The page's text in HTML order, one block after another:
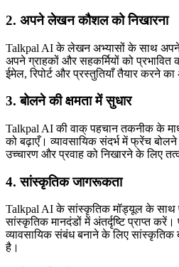
2. अपने लेखन कौशल को निखारना
Talkpal AI के लेखन अभ्यासों के साथ अपने
अपने ग्राहकों और सहकर्मियों को
ईमेल, रिपोर्ट और प्रस्तुतियाँ तैयार करने
3. बोलने की क्षमता में सुधार
Talkpal AI की वाक् पहचान तकनीक के
को बढ़ाएँ। व्यावसायिक संदर्भ में फ्रेंच
उच्चारण और प्रवाह को निखारने के लिए
4. सांस्कृतिक जागरूकता
Talkpal AI के सांस्कृतिक मॉड्यूल के साथ
सांस्कृतिक मानदंडों में अंतर्दृष्टि प्राप्त
व्यावसायिक संबंध बनाने के लिए सांस्कृतिक
है।